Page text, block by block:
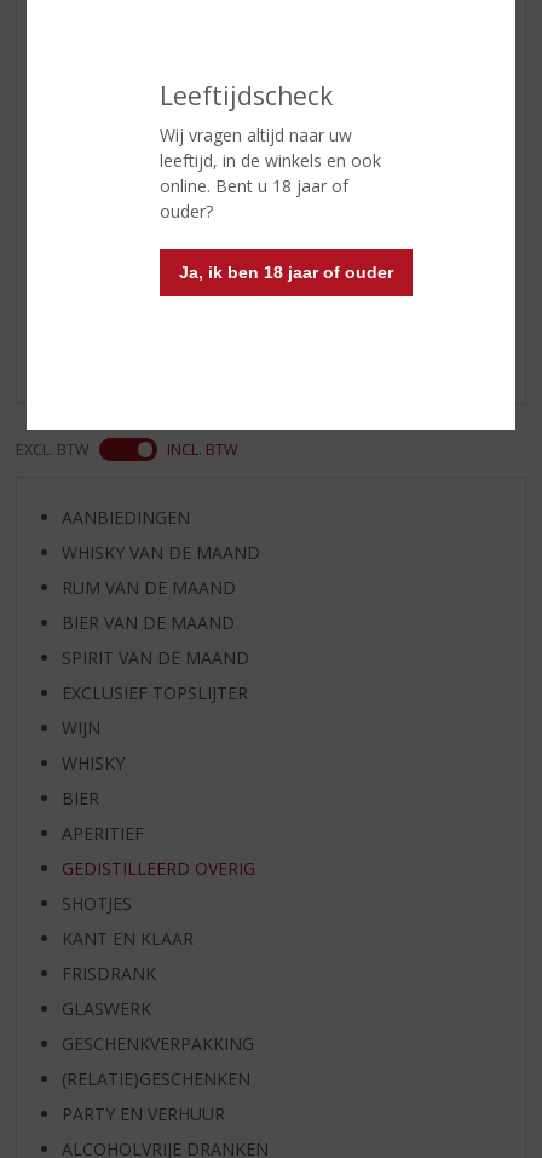
Leeftijdscheck
Wij vragen altijd naar uw
leeftijd, in de winkels en ook
online. Bent u 18 jaar of
ouder?
Ja, ik ben 18 jaar of ouder
is bereid uit verse eieren, volle
melk, suiker en alcohol
heerlijk om op te lepelen of te
serveren bij uw toetje
Reviews
EXCL. BTW INCL. BTW
AANBIEDINGEN
WHISKY VAN DE MAAND
RUM VAN DE MAAND
BIER VAN DE MAAND
SPIRIT VAN DE MAAND
EXCLUSIEF TOPSLIJTER
WIJN
WHISKY
BIER
APERITIEF
GEDISTILLEERD OVERIG
SHOTJES
KANT EN KLAAR
FRISDRANK
GLASWERK
GESCHENKVERPAKKING
(RELATIE)GESCHENKEN
PARTY EN VERHUUR
ALCOHOLVRIJE DRANKEN